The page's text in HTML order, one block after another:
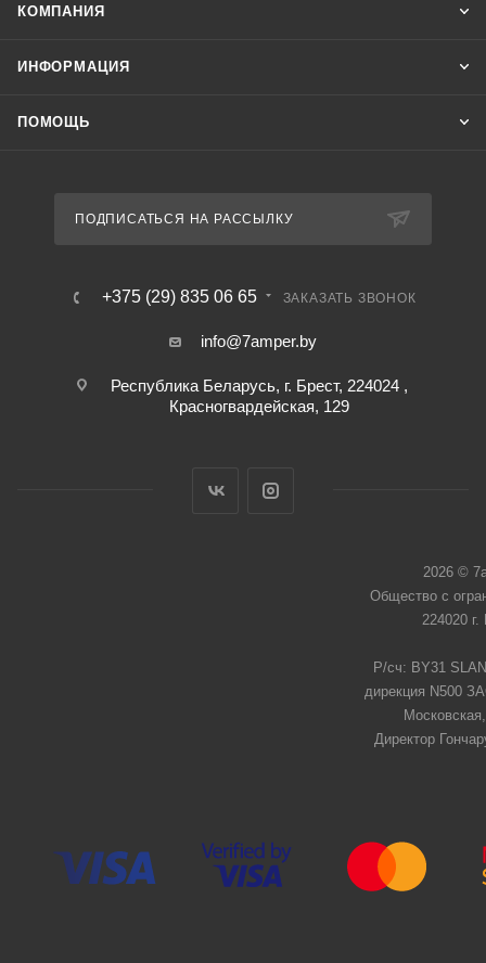
КОМПАНИЯ
ИНФОРМАЦИЯ
ПОМОЩЬ
ПОДПИСАТЬСЯ НА РАССЫЛКУ
+375 (29) 835 06 65 ЗАКАЗАТЬ ЗВОНОК
info@7amper.by
Республика Беларусь, г. Брест, 224024 ,
Красногвардейская, 129
2026 ©
Общество с
224020
Р/сч: BY31
дирекция N500
Директор